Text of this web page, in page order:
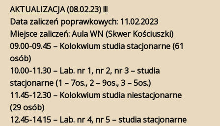
AKTUALIZACJA (08.02.23) !!!
Data zaliczeń poprawkowych: 11.02.2023
Miejsce zaliczeń: Aula WN (Skwer Kościuszki)
09.00-09.45 – Kolokwium studia stacjonarne (61
osób)
10.00-11.30 – Lab. nr 1, nr 2, nr 3 – studia
stacjonarne (1 – 7os., 2 – 9os., 3 – 5os.)
11.45-12.30 – Kolokwium studia niestacjonarne
(29 osób)
12.45-14.15 – Lab. nr 4, nr 5 – studia stacjonarne